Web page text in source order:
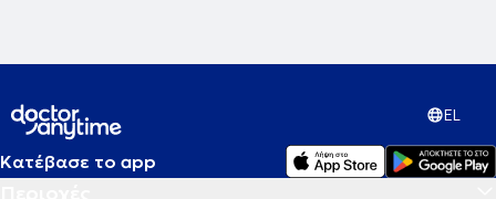
EL
Κατέβασε το app